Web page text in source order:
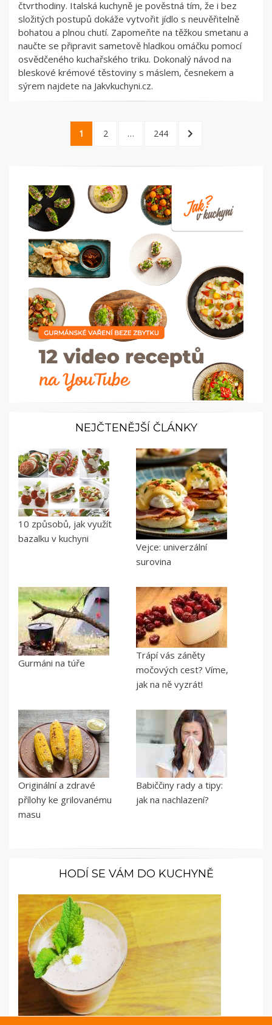
čtvrthodiny. Italská kuchyně je pověstná tím, že i bez
složitých postupů dokáže vytvořit jídlo s neuvěřitelně
bohatou a plnou chutí. Zapomeňte na těžkou smetanu a
naučte se připravit sametově hladkou omáčku pomocí
osvědčeného kuchařského triku. Dokonalý návod na
bleskové krémové těstoviny s máslem, česnekem a
sýrem najdete na Jakvkuchyni.cz.
Stránkování
příspěvků
PAGE
1 PAGE
2 … PAGE
244
NEXT
NEJČTENĚJŠÍ ČLÁNKY
10 způsobů, jak využít
bazalku v kuchyni
Vejce: univerzální
surovina
Gurmáni na túře
Trápí vás záněty
močových cest? Víme,
jak na ně vyzrát!
Originální a zdravé
přílohy ke grilovanému
masu
Babiččiny rady a tipy:
jak na nachlazení?
HODÍ SE VÁM DO KUCHYNĚ